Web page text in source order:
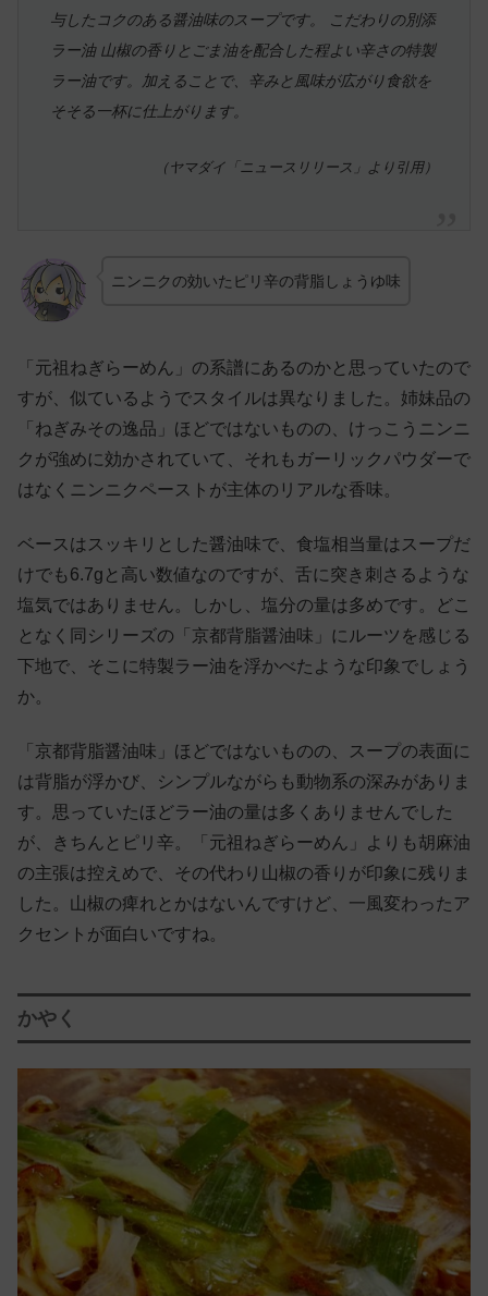
与したコクのある醤油味のスープです。 こだわりの別添
ラー油 山椒の香りとごま油を配合した程よい辛さの特製
ラー油です。加えることで、辛みと風味が広がり食欲を
そそる一杯に仕上がります。
（ヤマダイ「ニュースリリース」より引用）
ニンニクの効いたピリ辛の背脂しょうゆ味
「元祖ねぎらーめん」の系譜にあるのかと思っていたので
すが、似ているようでスタイルは異なりました。姉妹品の
「ねぎみその逸品」ほどではないものの、けっこうニンニ
クが強めに効かされていて、それもガーリックパウダーで
はなくニンニクペーストが主体のリアルな香味。
ベースはスッキリとした醤油味で、食塩相当量はスープだ
けでも6.7gと高い数値なのですが、舌に突き刺さるような
塩気ではありません。しかし、塩分の量は多めです。どこ
となく同シリーズの「京都背脂醤油味」にルーツを感じる
下地で、そこに特製ラー油を浮かべたような印象でしょう
か。
「京都背脂醤油味」ほどではないものの、スープの表面に
は背脂が浮かび、シンプルながらも動物系の深みがありま
す。思っていたほどラー油の量は多くありませんでした
が、きちんとピリ辛。「元祖ねぎらーめん」よりも胡麻油
の主張は控えめで、その代わり山椒の香りが印象に残りま
した。山椒の痺れとかはないんですけど、一風変わったア
クセントが面白いですね。
かやく